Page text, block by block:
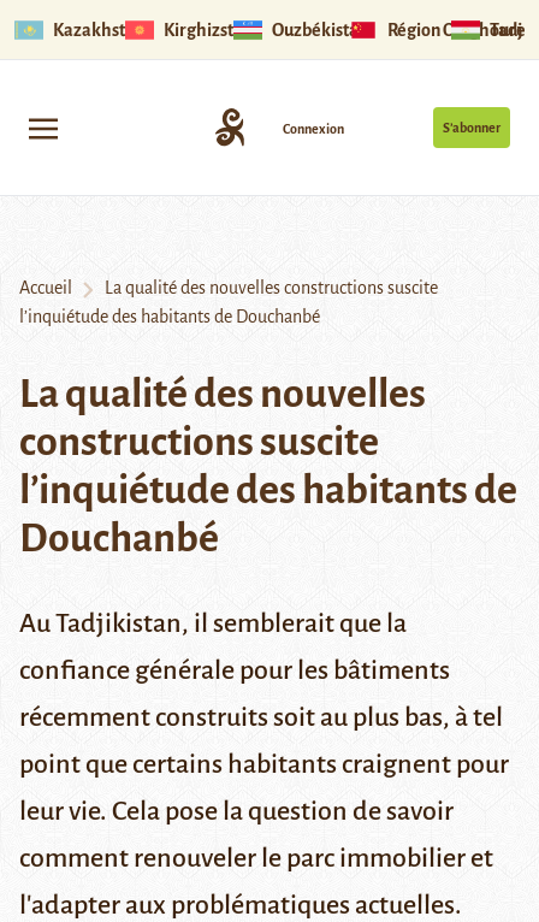
Kazakhstan Kirghizstan Ouzbékistan Région Ouïghoure
S’abonner
Connexion
Accueil
La qualité des nouvelles constructions suscite
l’inquiétude des habitants de Douchanbé
La qualité des nouvelles
constructions suscite
l’inquiétude des habitants de
Douchanbé
Au Tadjikistan, il semblerait que la
confiance générale pour les bâtiments
récemment construits soit au plus bas, à tel
point que certains habitants craignent pour
leur vie. Cela pose la question de savoir
comment renouveler le parc immobilier et
l'adapter aux problématiques actuelles.